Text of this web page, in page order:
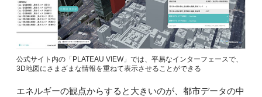
公式サイト内の「PLATEAU VIEW」では、平易なインターフェースで、
3D地図にさまざまな情報を重ねて表示させることができる
エネルギーの観点からすると大きいのが、都市データの中